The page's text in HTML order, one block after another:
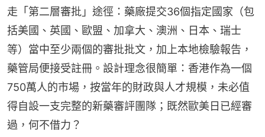
走「第二層審批」途徑：藥廠提交36個指定國家（包
括美國、英國、歐盟、加拿大、澳洲、日本、瑞士
等）當中至少兩個的審批批文，加上本地檢驗報告，
藥管局便接受註冊。設計理念很簡單：香港作為一個
750萬人的市場，按當年的財政與人才規模，未必值
得自設一支完整的新藥審評團隊；既然歐美日已經審
過，何不借力？